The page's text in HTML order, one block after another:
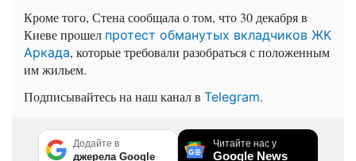
Кроме того, Стена сообщала о том, что 30 декабря в
Киеве прошел протест обманутых вкладчиков ЖК
Аркада, которые требовали разобраться с положенным
им жильем.
Подписывайтесь на наш канал в Telegram.
Додайте в
джерела Google
Читайте нас у
Google News